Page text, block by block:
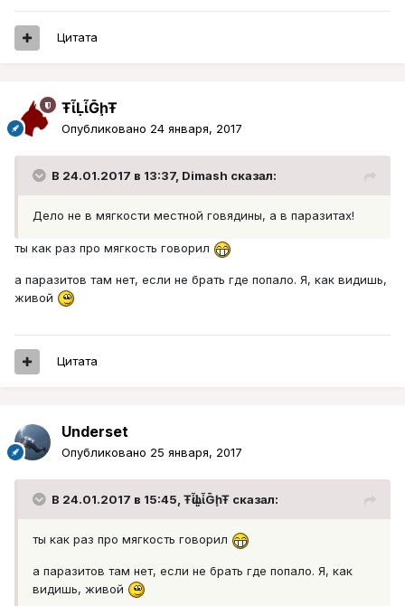
Цитата
ŦᾡἷḶἷḠḩŦ
Опубликовано 24 января, 2017
В 24.01.2017 в 13:37, Dimash сказал:
Дело не в мягкости местной говядины, а в паразитах!
ты как раз про мягкость говорил
а паразитов там нет, если не брать где попало. Я, как видишь,
живой
Цитата
Underset
Опубликовано 25 января, 2017
В 24.01.2017 в 15:45, ŦᾡἷḶἷḠḩŦ сказал:
ты как раз про мягкость говорил
а паразитов там нет, если не брать где попало. Я, как
видишь, живой